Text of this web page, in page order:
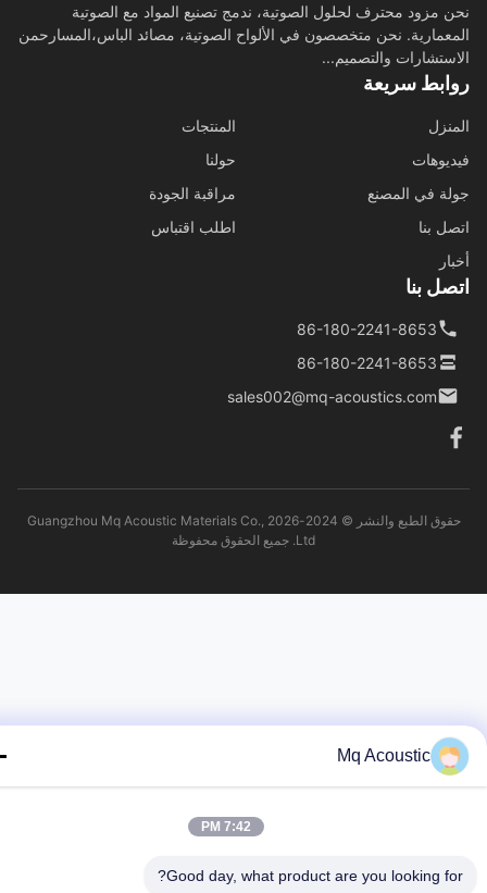
مزود محترف لحلول الصوتية، ندمج تصنيع المواد مع الصوتية
نحن متخصصون في الألواح الصوتية، مصائد الباس،المسارحمن
والتصميم...
سريعة
المنتجات
في المصنع
مراقبة الجودة
بنا
اطلب اقتباس
بنا
86-180-2241-8653
86-180-2241-8653
sales002@mq-acoustics.com
حقوق الطبع والنشر © 2024-2026 Guangzhou Mq Acoustic Materials Co.,
Mq Acoustic
7:42 PM
Good day, what product are you looking